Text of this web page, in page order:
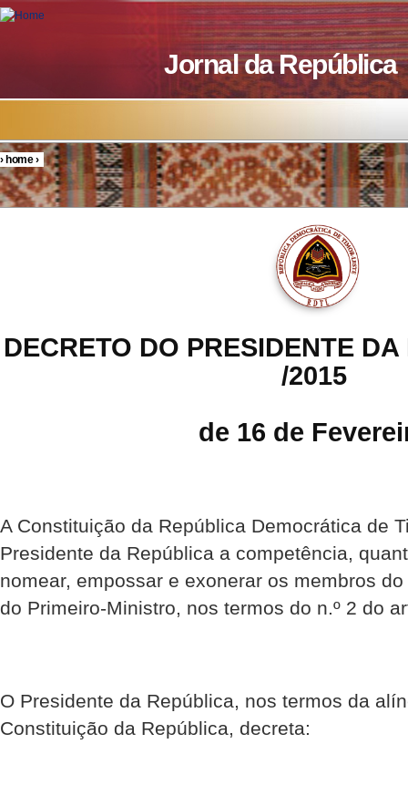
Skip to main content
Jornal da República
You are here
›home›
DECRETO DO PRESIDENTE
/2015
de 16 de
A Constituição da República Democrática de
Presidente da República a competência,
nomear, empossar e exonerar os membros
do Primeiro-Ministro, nos termos do n.º 2 do
O Presidente da República, nos termos da
Constituição da República, decreta: